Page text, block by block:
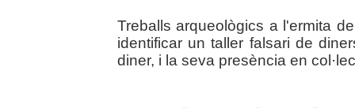
Treballs arqueològics a l'ermita
identificar un taller falsari de
diner, i la seva presència en